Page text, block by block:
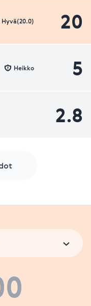
20
Hyvä(20.0)
5
Heikko
2.8